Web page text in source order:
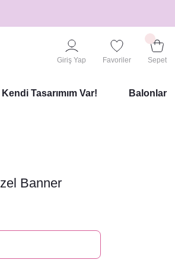
Giriş Yap Favoriler Sepet
Kendi Tasarımım Var! Balonlar
Banner